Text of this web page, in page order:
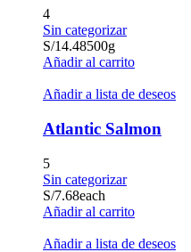
4
Sin categorizar
S/14.48500g
Añadir al carrito
Añadir a lista de deseos
Atlantic Salmon
5
Sin categorizar
S/7.68each
Añadir al carrito
Añadir a lista de deseos